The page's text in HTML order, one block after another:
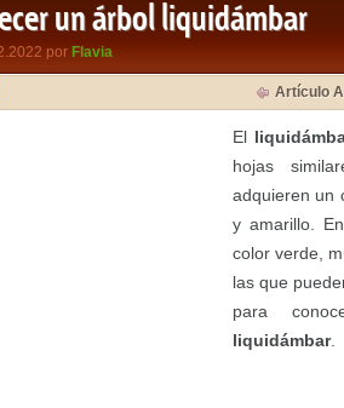
un árbol liquidámbar
por Flavia
Artículo
El
hojas
adquieren un
y amarillo.
color verde,
las que
para
liquidámbar.